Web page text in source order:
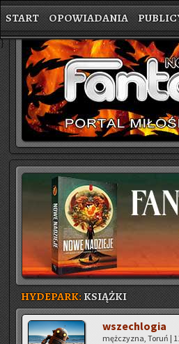
START OPOWIADANIA
}
HYDEPARK:KSIĄŻKI
wszech­lo­gia
męż­czy­zna, Toruń |